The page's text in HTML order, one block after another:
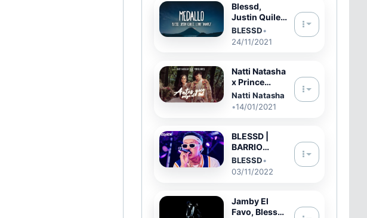
Blessd,
Justin Quiles,
Lenny
Tavarez -
Medallo
BLESSD•
24/11/2021
Natti Natasha
x Prince
Royce - Antes
Que Salga El
Sol [Official
Natti Natasha
•14/01/2021
BLESSD |
BARRIO
ANTIOQUIA
👮‍♂️ (INTRO)
BLESSD•
03/11/2022
Jamby El
Favo, Blessd